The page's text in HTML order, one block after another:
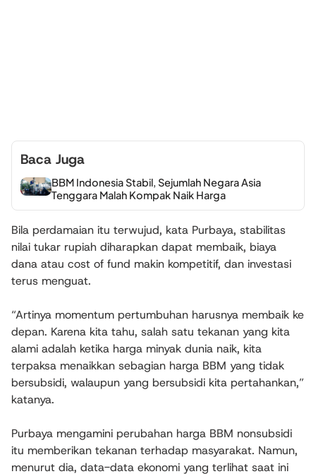
Baca Juga
BBM Indonesia Stabil, Sejumlah Negara Asia
Tenggara Malah Kompak Naik Harga
Bila perdamaian itu terwujud, kata Purbaya, stabilitas
nilai tukar rupiah diharapkan dapat membaik, biaya
dana atau cost of fund makin kompetitif, dan investasi
terus menguat.
“Artinya momentum pertumbuhan harusnya membaik ke
depan. Karena kita tahu, salah satu tekanan yang kita
alami adalah ketika harga minyak dunia naik, kita
terpaksa menaikkan sebagian harga BBM yang tidak
bersubsidi, walaupun yang bersubsidi kita pertahankan,”
katanya.
Purbaya mengamini perubahan harga BBM nonsubsidi
itu memberikan tekanan terhadap masyarakat. Namun,
menurut dia, data-data ekonomi yang terlihat saat ini